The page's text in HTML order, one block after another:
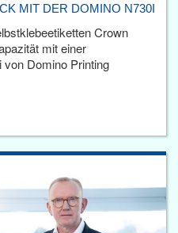
MIT DER DOMINO N730I
Crown
mit einer
Domino Printing